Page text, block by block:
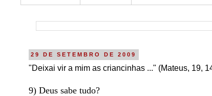
29 DE SETEMBRO DE 2009
"Deixai vir a mim as criancinhas ..." (Mateus, 19,
9) Deus sabe tudo?